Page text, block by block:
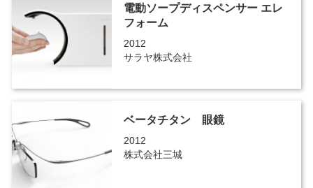
電動ソープディスペンサー エレ
フォーム
2012
サラヤ株式会社
ベータチタン 眼鏡
2012
株式会社三城